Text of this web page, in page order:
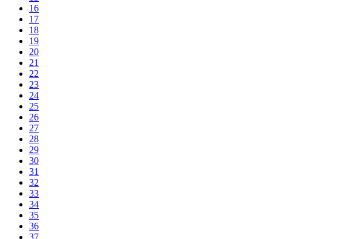
16
17
18
19
20
21
22
23
24
25
26
27
28
29
30
31
32
33
34
35
36
37